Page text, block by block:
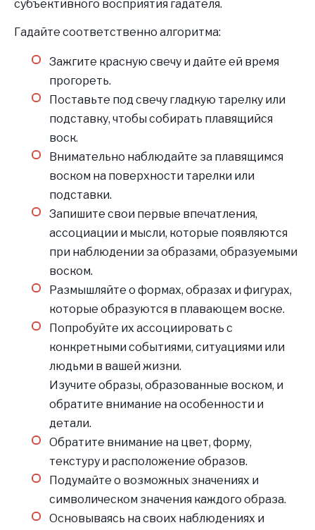
субъективного восприятия гадателя.
Гадайте соответственно алгоритма:
Зажгите красную свечу и дайте ей время
прогореть.
Поставьте под свечу гладкую тарелку или
подставку, чтобы собирать плавящийся
воск.
Внимательно наблюдайте за плавящимся
воском на поверхности тарелки или
подставки.
Запишите свои первые впечатления,
ассоциации и мысли, которые появляются
при наблюдении за образами, образуемыми
воском.
Размышляйте о формах, образах и фигурах,
которые образуются в плавающем воске.
Попробуйте их ассоциировать с
конкретными событиями, ситуациями или
людьми в вашей жизни.
Изучите образы, образованные воском, и
обратите внимание на особенности и
детали.
Обратите внимание на цвет, форму,
текстуру и расположение образов.
Подумайте о возможных значениях и
символическом значения каждого образа.
Основываясь на своих наблюдениях и